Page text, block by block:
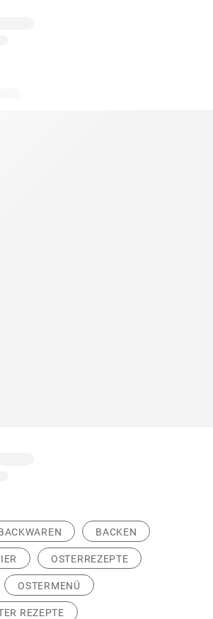
BACKEN
OSTERREZEPTE
OSTERMENÜ
REZEPTE